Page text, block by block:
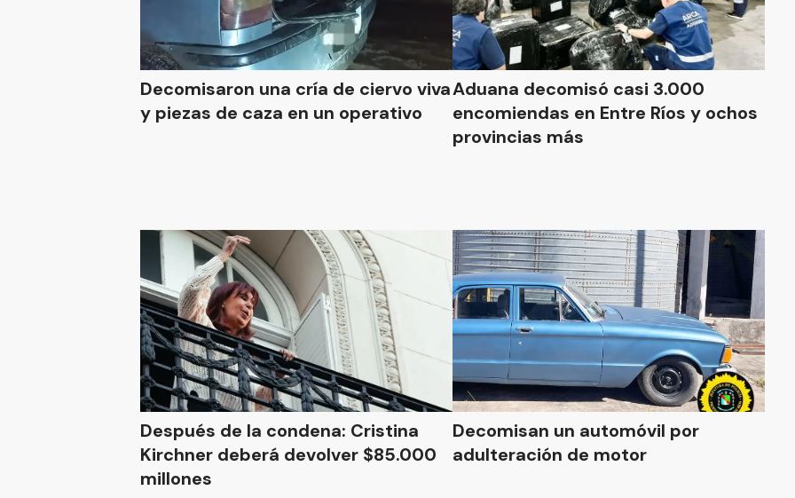
Decomisaron una cría de ciervo viva
y piezas de caza en un operativo
Aduana decomisó casi 3.000
encomiendas en Entre Ríos y ochos
provincias más
Después de la condena: Cristina
Kirchner deberá devolver $85.000
millones
Decomisan un automóvil por
adulteración de motor